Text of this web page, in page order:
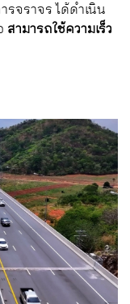
จราจร ได้ดำเนิน
สามารถใช้ความเร็ว